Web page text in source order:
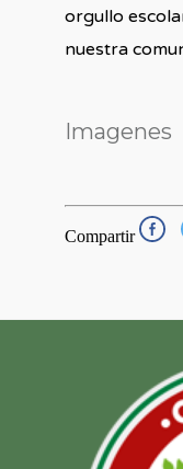
orgullo
nuestra
Imagenes
Compartir